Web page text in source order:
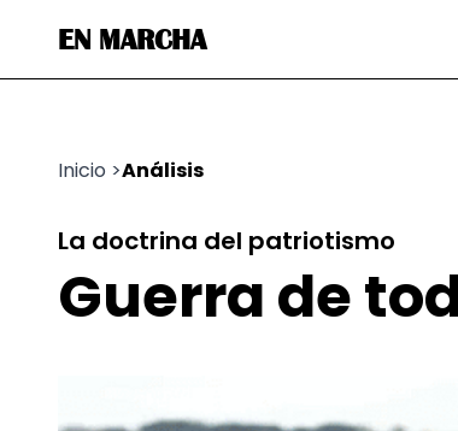
EN MARCHA
Inicio >Análisis
La doctrina del patriotismo
Guerra de